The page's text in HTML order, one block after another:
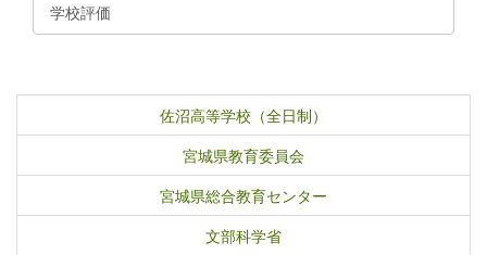
学校評価
佐沼高等学校（全日制）
宮城県教育委員会
宮城県総合教育センター
文部科学省